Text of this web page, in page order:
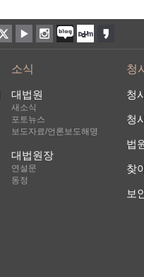
소식
대법원
새소식
포토뉴스
보도자료/언론보도해명
대법원장
연설문
동정
청
청
청
법
찾
보